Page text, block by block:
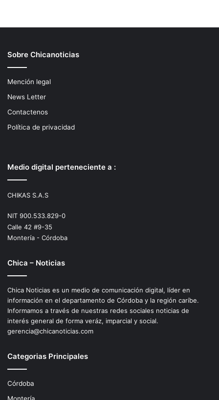
Sobre Chicanoticias
Mención legal
News Letter
Contactenos
Política de privacidad
Medio digital perteneciente a :
CHIKAS S.A.S
NIT 900.533.829-0
Calle 42 #9-35
Montería - Córdoba
Chica – Noticias
Chica Noticias es un medio de comunicación digital, líder en
información en el departamento de Córdoba y la región caríbe.
Informamos a través de nuestras redes sociales noticias de
interés general de forma veráz, imparcial y social.
gerencia@chicanoticias.com
Categorias Principales
Córdoba